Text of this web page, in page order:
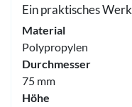
Ein praktisches
Material
Polypropylen
Durchmesser
75 mm
Höhe